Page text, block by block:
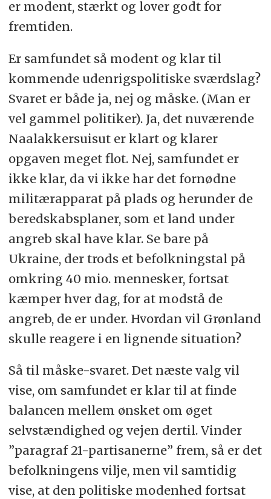
er modent, stærkt og lover godt for
fremtiden.
Er samfundet så modent og klar til
kommende udenrigspolitiske sværdslag?
Svaret er både ja, nej og måske. (Man er
vel gammel politiker). Ja, det nuværende
Naalakkersuisut er klart og klarer
opgaven meget flot. Nej, samfundet er
ikke klar, da vi ikke har det fornødne
militærapparat på plads og herunder de
beredskabsplaner, som et land under
angreb skal have klar. Se bare på
Ukraine, der trods et befolkningstal på
omkring 40 mio. mennesker, fortsat
kæmper hver dag, for at modstå de
angreb, de er under. Hvordan vil Grønland
skulle reagere i en lignende situation?
Så til måske-svaret. Det næste valg vil
vise, om samfundet er klar til at finde
balancen mellem ønsket om øget
selvstændighed og vejen dertil. Vinder
”paragraf 21-partisanerne” frem, så er det
befolkningens vilje, men vil samtidig
vise, at den politiske modenhed fortsat